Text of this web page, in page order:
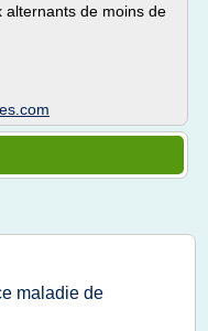
alternants de moins de
maladie de